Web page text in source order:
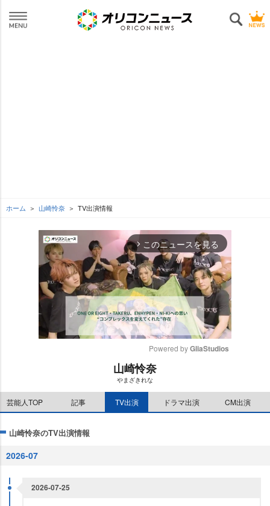
ホーム 山崎怜奈 TV出演情報
arrow_forward_ios このニュースを見る
e
Powered by GliaStudios
山崎怜奈
まざきれな
芸能人TOP 記事 TV出演 ドラマ出演 CM出演
山崎怜奈のTV出演情報
2026-07
2026-07-25